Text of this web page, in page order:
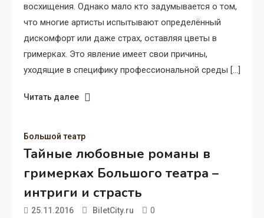
восхищения. Однако мало кто задумывается о том,
что многие артисты испытывают определённый
дискомфорт или даже страх, оставляя цветы в
гримерках. Это явление имеет свои причины,
уходящие в специфику профессиональной среды […]
Читать далее
Большой театр
Тайные любовные романы в
гримерках Большого театра –
интриги и страсть
25.11.2016 BiletCity.ru 0